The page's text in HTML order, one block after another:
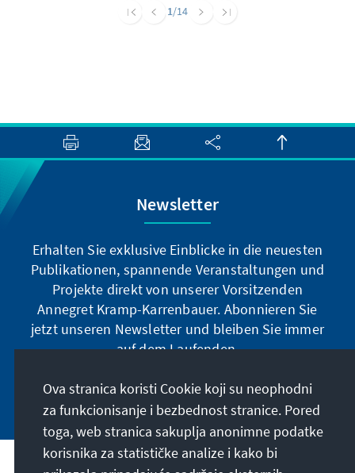
1/14
Newsletter
Erhalten Sie exklusive Einblicke in die neuesten
Publikationen, spannende Veranstaltungen und
Projekte direkt von unserer Vorsitzenden
Annegret Kramp-Karrenbauer. Abonnieren Sie
jetzt unseren Newsletter und bleiben Sie immer
auf dem Laufenden.
Jetzt abonnieren
Ova stranica koristi Cookie koji su neophodni
za funkcionisanje i bezbednost stranice. Pored
toga, web stranica sakuplja anonimne podatke
korisnika za statističke analize i kako bi